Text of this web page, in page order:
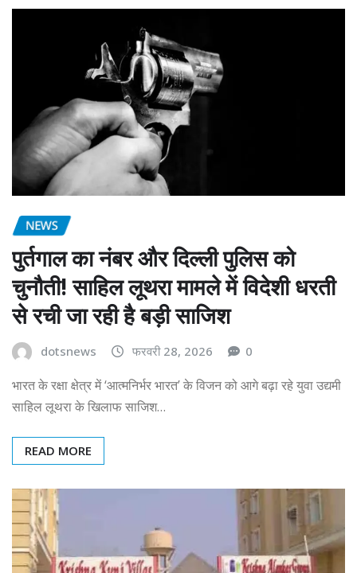
NEWS
पुर्तगाल का नंबर और दिल्ली पुलिस को
चुनौती! साहिल लूथरा मामले में विदेशी धरती
से रची जा रही है बड़ी साजिश
dotsnews फरवरी 28, 2026 0
भारत के रक्षा क्षेत्र में ‘आत्मनिर्भर भारत’ के विजन को आगे बढ़ा रहे युवा उद्यमी
साहिल लूथरा के खिलाफ साजिश…
READ MORE